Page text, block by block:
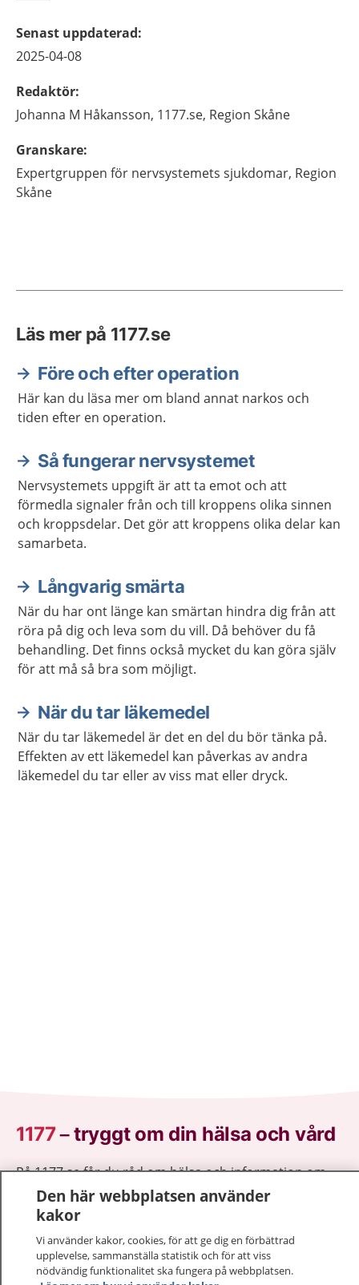
Senast uppdaterad:
2025-04-08
Redaktör:
Johanna M Håkansson, 1177.se, Region Skåne
Granskare:
Expertgruppen för nervsystemets sjukdomar, Region
Skåne
Läs mer på 1177.se
Före och efter operation
Här kan du läsa mer om bland annat narkos och
tiden efter en operation.
Så fungerar nervsystemet
Nervsystemets uppgift är att ta emot och att
förmedla signaler från och till kroppens olika sinnen
och kroppsdelar. Det gör att kroppens olika delar kan
samarbeta.
Långvarig smärta
När du har ont länge kan smärtan hindra dig från att
röra på dig och leva som du vill. Då behöver du få
behandling. Det finns också mycket du kan göra själv
för att må så bra som möjligt.
När du tar läkemedel
När du tar läkemedel är det en del du bör tänka på.
Effekten av ett läkemedel kan påverkas av andra
läkemedel du tar eller av viss mat eller dryck.
1177–tryggt om din hälsa och vård
På 1177.se får du råd om hälsa och information om
sjukdomar och vilka mottagningar du kan kontakta.
Logga in för att läsa din journal och göra dina
sjukvårdsrådgivning dygnet runt.
1177 ger dig råd när du vill må bättre.
Den här webbplatsen använder
kakor
Vi använder kakor, cookies, för att ge dig en förbättrad
upplevelse, sammanställa statistik och för att viss
nödvändig funktionalitet ska fungera på webbplatsen.